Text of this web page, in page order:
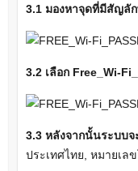
3.1 มองหาจุดที่มีสัญลั
3.2เลือก Free_Wi-
3.3 หลังจากนั้นระบบจ
ประเทศไทย, หมายเล